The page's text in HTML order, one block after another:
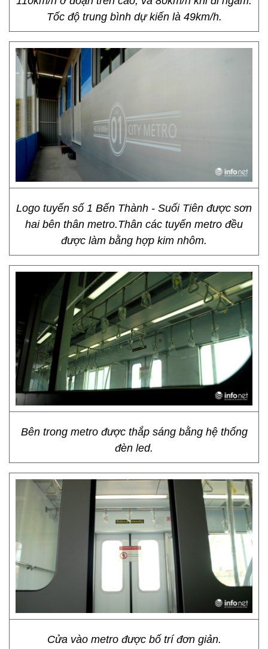
Tốc độ trung bình dự kiến là 49km/h.
Logo tuyến số 1 Bến Thành - Suối Tiên được sơn
hai bên thân metro.Thân các tuyến metro đều
được làm bằng hợp kim nhôm.
Bên trong metro được thắp sáng bằng hệ thống
đèn led.
Cửa vào metro được bố trí đơn giản.